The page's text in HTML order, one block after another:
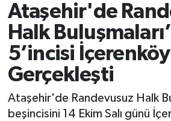
Ataşehir'de
Halk
5’incisi
Gerçekleşti
Ataşehir'de Randevusuz Halk
beşincisini 14 Ekim Salı günü
Süper Lig Puan Durumu ve
Tüm Manşetler
Son Dakika Haberleri
Haber Arşivi